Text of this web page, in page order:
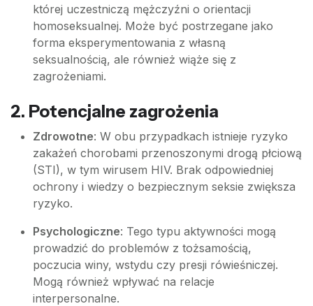
której uczestniczą mężczyźni o orientacji
homoseksualnej. Może być postrzegane jako
forma eksperymentowania z własną
seksualnością, ale również wiąże się z
zagrożeniami.
2. Potencjalne zagrożenia
Zdrowotne: W obu przypadkach istnieje ryzyko
zakażeń chorobami przenoszonymi drogą płciową
(STI), w tym wirusem HIV. Brak odpowiedniej
ochrony i wiedzy o bezpiecznym seksie zwiększa
ryzyko.
Psychologiczne: Tego typu aktywności mogą
prowadzić do problemów z tożsamością,
poczucia winy, wstydu czy presji rówieśniczej.
Mogą również wpływać na relacje
interpersonalne.